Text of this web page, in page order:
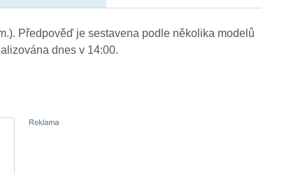
Předpověď je sestavena podle několika modelů
dnes v 14:00.